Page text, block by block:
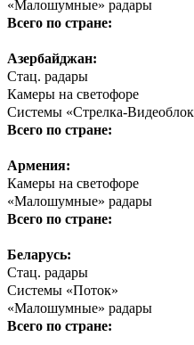
«Малошумные» радары
Всего по стране:
Азербайджан:
Стац. радары
Камеры на светофоре
Системы «Стрелка-
Всего по стране:
Армения:
Камеры на светофоре
«Малошумные» радары
Всего по стране:
Беларусь:
Стац. радары
Системы «Поток»
«Малошумные» радары
Всего по стране: